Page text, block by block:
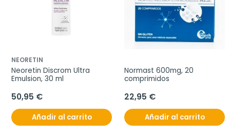
NEORETIN
Neoretin Discrom Ultra
Emulsion, 30 ml
50,95 €
Añadir al carrito
Normast 600mg, 20
comprimidos
22,95 €
Añadir al carrito